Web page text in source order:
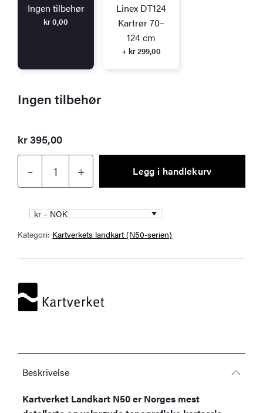
Ingen tilbehør
kr0,00
Linex DT124
Kartrør 70–
124 cm
+ kr 299,00
Ingen tilbehør
kr395,00
–
Kartverket
–
landkart
(N50):
43-
antall
+ Legg i handlekurv
kr – NOK
Kategori: Kartverkets landkart (N50-serien)
Beskrivelse
Kartverket Landkart N50 er Norges mest